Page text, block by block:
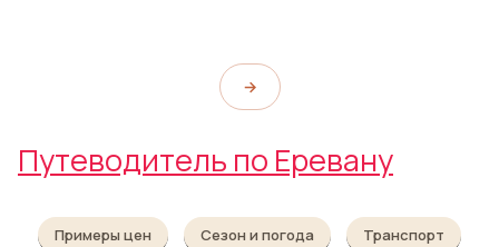
→
Путеводитель по Еревану
Примеры цен Сезон и погода
Транспорт